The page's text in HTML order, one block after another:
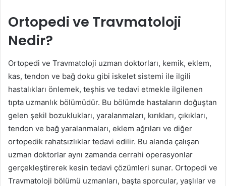
Ortopedi ve Travmatoloji
Nedir?
Ortopedi ve Travmatoloji uzman doktorları, kemik, eklem,
kas, tendon ve bağ doku gibi iskelet sistemi ile ilgili
hastalıkları önlemek, teşhis ve tedavi etmekle ilgilenen
tıpta uzmanlık bölümüdür. Bu bölümde hastaların doğuştan
gelen şekil bozuklukları, yaralanmaları, kırıkları, çıkıkları,
tendon ve bağ yaralanmaları, eklem ağrıları ve diğer
ortopedik rahatsızlıklar tedavi edilir. Bu alanda çalışan
uzman doktorlar aynı zamanda cerrahi operasyonlar
gerçekleştirerek kesin tedavi çözümleri sunar. Ortopedi ve
Travmatoloji bölümü uzmanları, başta sporcular, yaşlılar ve